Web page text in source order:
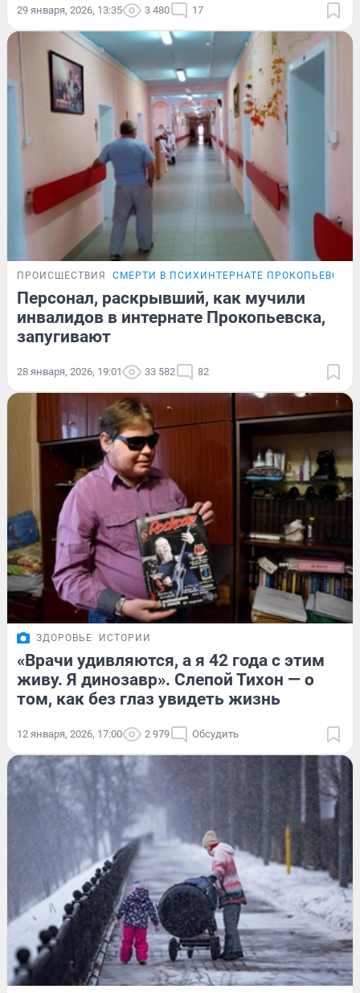
29 января, 2026, 13:35 3 480 17
ПРОИСШЕСТВИЯ СМЕРТИ В ПСИХИНТЕРНАТЕ ПРОКОПЬЕВСКА
Персонал, раскрывший, как мучили
инвалидов в интернате Прокопьевска,
запугивают
28 января, 2026, 19:01 33 582 82
ЗДОРОВЬЕ ИСТОРИИ
«Врачи удивляются, а я 42 года с этим
живу. Я динозавр». Слепой Тихон — о
том, как без глаз увидеть жизнь
12 января, 2026, 17:00 2 979 Обсудить